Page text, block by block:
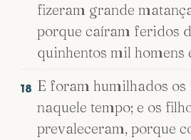
fizeram grande
porque caíram feridos
quinhentos mil homens
18 E foram humilhados os
naquele tempo; e os
prevaleceram, porque